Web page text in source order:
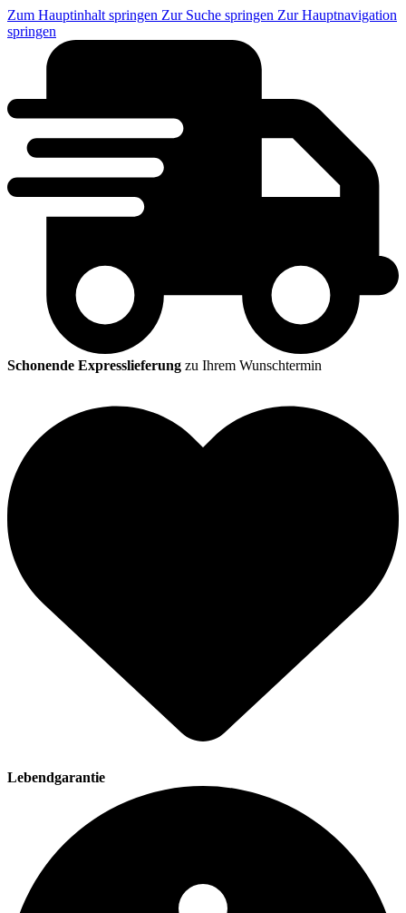
Zum Hauptinhalt springen Zur Suche springen Zur Hauptnavigation
springen
Schonende Expresslieferung zu Ihrem Wunschtermin
Lebendgarantie